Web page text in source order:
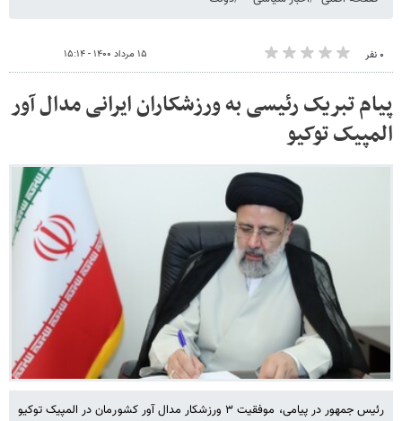
۰ نفر ۱۵ مرداد ۱۴۰۰ - ۱۵:۱۴
​​​​​​​پیام تبریک رئیسی به ورزشکاران ایرانی مدال آور
المپیک توکیو
رئیس جمهور در پیامی، موفقیت ۳ ورزشکار مدال آور کشورمان در المپیک توکیو